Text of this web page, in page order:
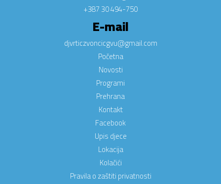
+387 30 494-750
E-mail
djvrticzvoncicgvu@gmail.com
Početna
Novosti
Programi
Prehrana
Kontakt
Facebook
Upis djece
Lokacija
Kolačići
Pravila o zaštiti privatnosti